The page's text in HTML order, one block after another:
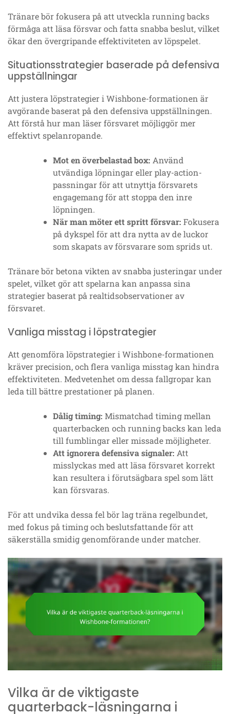
Tränare bör fokusera på att utveckla running backs
förmåga att läsa försvar och fatta snabba beslut, vilket
ökar den övergripande effektiviteten av löpspelet.
Situationsstrategier baserade på defensiva
uppställningar
Att justera löpstrategier i Wishbone-formationen är
avgörande baserat på den defensiva uppställningen.
Att förstå hur man läser försvaret möjliggör mer
effektivt spelanropande.
Mot en överbelastad box: Använd
utvändiga löpningar eller play-action-
passningar för att utnyttja försvarets
engagemang för att stoppa den inre
löpningen.
När man möter ett spritt försvar: Fokusera
på dykspel för att dra nytta av de luckor
som skapats av försvarare som sprids ut.
Tränare bör betona vikten av snabba justeringar under
spelet, vilket gör att spelarna kan anpassa sina
strategier baserat på realtidsobservationer av
försvaret.
Vanliga misstag i löpstrategier
Att genomföra löpstrategier i Wishbone-formationen
kräver precision, och flera vanliga misstag kan hindra
effektiviteten. Medvetenhet om dessa fallgropar kan
leda till bättre prestationer på planen.
Dålig timing: Mismatchad timing mellan
quarterbacken och running backs kan leda
till fumblingar eller missade möjligheter.
Att ignorera defensiva signaler: Att
misslyckas med att läsa försvaret korrekt
kan resultera i förutsägbara spel som lätt
kan försvaras.
För att undvika dessa fel bör lag träna regelbundet,
med fokus på timing och beslutsfattande för att
säkerställa smidig genomförande under matcher.
Vilka är de viktigaste
quarterback-läsningarna i